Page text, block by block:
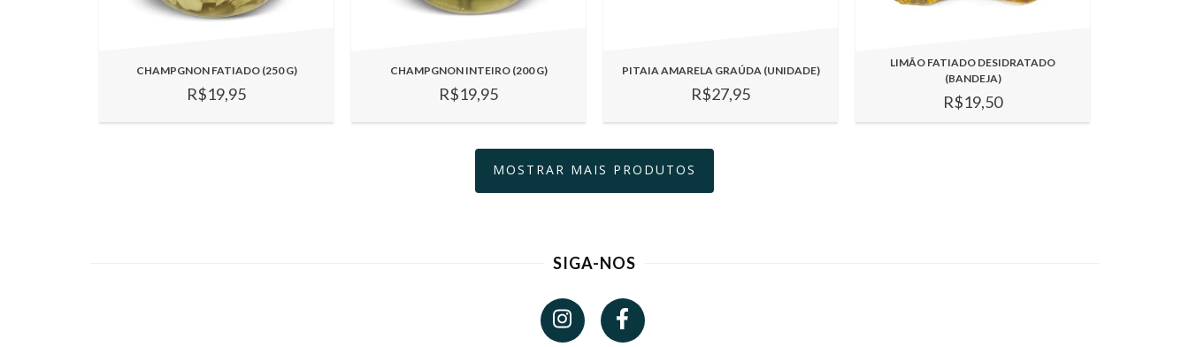
CHAMPGNON FATIADO (250 G)
R$19,95
CHAMPGNON INTEIRO (200 G)
R$19,95
PITAIA AMARELA GRAÚDA (UNIDADE)
R$27,95
LIMÃO FATIADO DESIDRATADO
(BANDEJA)
R$19,50
MOSTRAR MAIS PRODUTOS
SIGA-NOS